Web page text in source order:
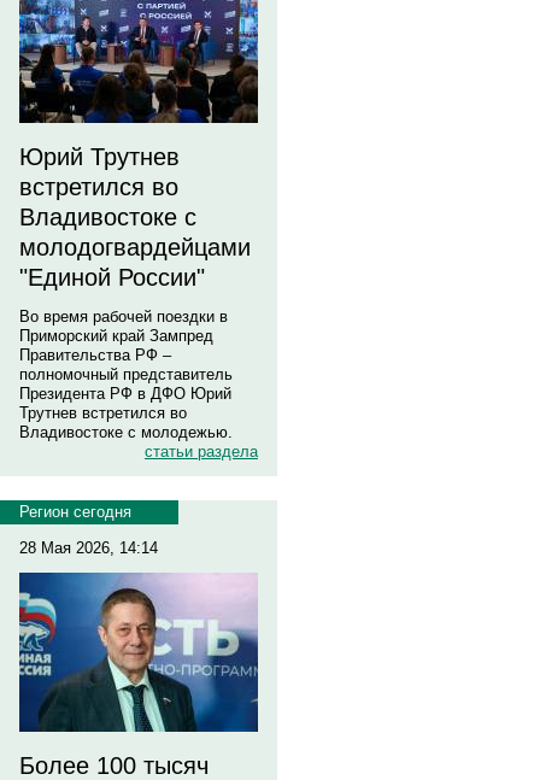
Юрий Трутнев
встретился во
Владивостоке с
молодогвардейцами
"Единой России"
Во время рабочей поездки в
Приморский край Зампред
Правительства РФ –
полномочный представитель
Президента РФ в ДФО Юрий
Трутнев встретился во
Владивостоке с молодежью.
статьи раздела
Регион сегодня
28 Мая 2026, 14:14
Более 100 тысяч